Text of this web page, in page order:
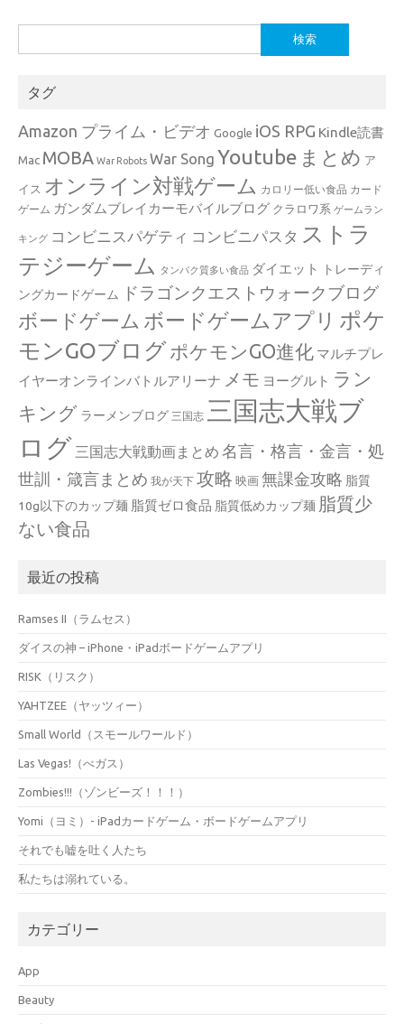
索:
タグ
Amazon プライム・ビデオ Google iOS RPG Kindle読書
Mac MOBA War Robots War Song Youtube まとめ ア
イス オンライン対戦ゲーム カロリー低い食品 カード
ゲーム ガンダムブレイカーモバイルブログ クラロワ系 ゲームラン
キング コンビニスパゲティ コンビニパスタ ストラ
テジーゲーム
タンパク質多い食品 ダイエット
トレーディ
ングカードゲーム
ドラゴンクエストウォークブログ
ボードゲーム ボードゲームアプリ ポケ
モンGOブログ ポケモンGO進化 マルチプレ
イヤーオンラインバトルアリーナ メモ ヨーグルト ラン
キング ラーメンブログ 三国志 三国志大戦ブ
ログ 三国志大戦動画まとめ 名言・格言・金言・処
世訓・箴言まとめ 我が天下 攻略 映画 無課金攻略 脂質
10g以下のカップ麺 脂質ゼロ食品 脂質低めカップ麺 脂質少
ない食品
最近の投稿
Ramses II（ラムセス）
ダイスの神 – iPhone・iPadボードゲームアプリ
RISK（リスク）
YAHTZEE（ヤッツィー）
Small World（スモールワールド）
Las Vegas!（べガス）
Zombies!!!（ゾンビーズ！！！）
Yomi（ヨミ）- iPadカードゲーム・ボードゲームアプリ
それでも嘘を吐く人たち
私たちは溺れている。
カテゴリー
App
Beauty